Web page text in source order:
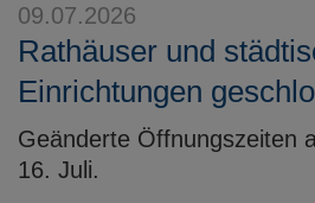
09.07.2026
Rathäuser und
Einrichtungen
Geänderte Öffnungszeiten
16. Juli.